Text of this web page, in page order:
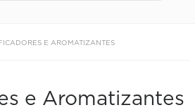
E AROMATIZANTES
e Aromatizantes